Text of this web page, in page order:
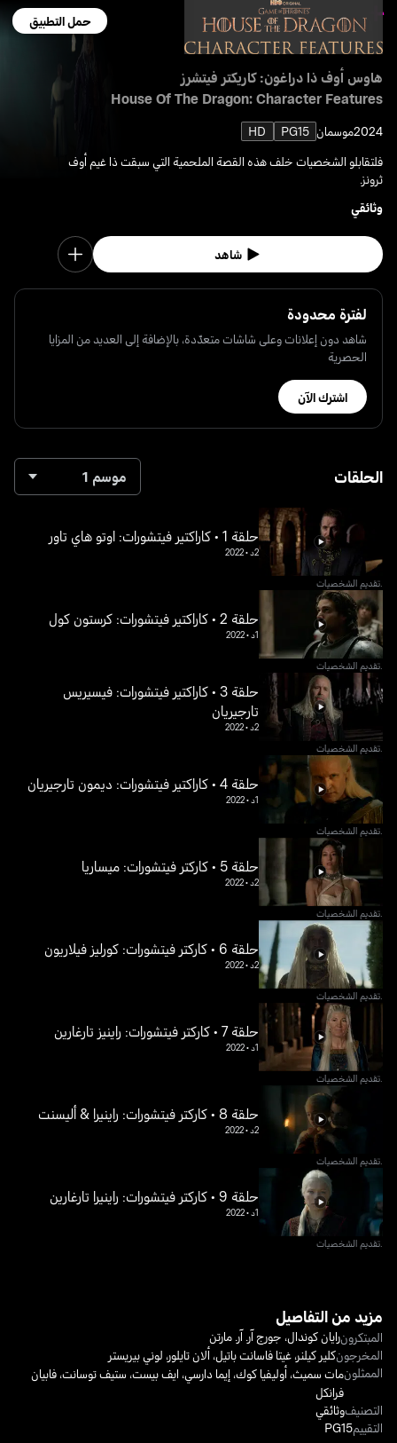
حمل التطبيق
هاوس أوف ذا دراغون: كاريكتر فيتشرز
House Of The Dragon: Character Features
2024موسمان PG15
HD
فلتقابلو الشخصيات خلف هذه القصة الملحمية التي سبقت ذا غيم أوف
ثرونز.
وثائقي
شاهد
لفترة محدودة
شاهد دون إعلانات وعلى شاشات متعدّدة، بالإضافة إلى العديد من المزايا
الحصرية
اشترك الآن
الحلقات موسم 1
حلقة 1 • كاراكتير فيتشورات: اوتو هاي تاور
2د •
2022
.تقديم الشخصيات
حلقة 2 • كاراكتير فيتشورات: كرستون كول
1د •
2022
.تقديم الشخصيات
حلقة 3 • كاراكتير فيتشورات: فيسيريس
تارجيريان
2د •
2022
.تقديم الشخصيات
حلقة 4 • كاراكتير فيتشورات: ديمون تارجيريان
1د •
2022
.تقديم الشخصيات
حلقة 5 • كاركتر فيتشورات: ميساريا
2د •
2022
.تقديم الشخصيات
حلقة 6 • كاركتر فيتشورات: كورليز فيلاريون
2د •
2022
.تقديم الشخصيات
حلقة 7 • كاركتر فيتشورات: راينيز تارغارين
1د •
2022
.تقديم الشخصيات
حلقة 8 • كاركتر فيتشورات: راينيرا & أليسنت
2د •
2022
.تقديم الشخصيات
حلقة 9 • كاركتر فيتشورات: راينيرا تارغارين
1د •
2022
.تقديم الشخصيات
مزيد من التفاصيل
المبتكرونرايان كوندال، جورج آر. آر. مارتن
المخرجونكلير كيلنر،غيتا فاسانت باتيل،ألان تايلور، لوني بيريستر
الممثلونمات سميث،أوليفيا كوك، إيما دارسي، ايف بيست، ستيف توسانت،فابيان
فرانكل
التصنيفوثائقي
التقييمPG15